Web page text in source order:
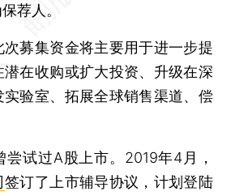
荐人。
募集资金将主要用于进一步提
在收购或扩大投资、升级在深
验室、拓展全球销售渠道、偿
试过A股上市。2019年4月，
签订了上市辅导协议，计划登陆